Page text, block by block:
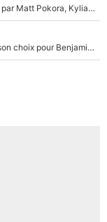
De l'équipe de France à The Voice Kids : Contacté par Matt Pokora, Kylian Mbappé a accepté de jouer un rôle inédit sur TF1 !
La Liga sur beIN Sports c’est terminé, DAZN a fait son choix pour Benjamin Da Silva et Omar Da Fonseca !